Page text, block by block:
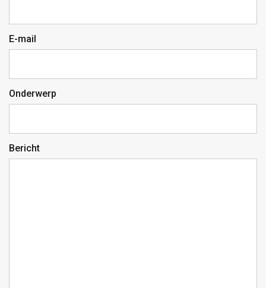
E-mail
Onderwerp
Bericht